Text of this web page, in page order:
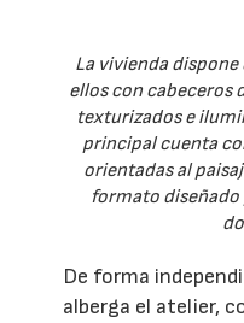
La vivienda
ellos con cabeceros
texturizados e
principal cuenta
orientadas al
formato diseñado
De forma
alberga el atelier,